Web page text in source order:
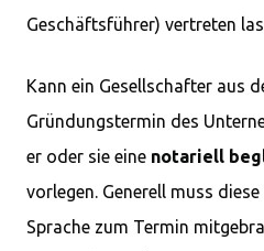
Geschäftsführer) vertreten
Kann ein Gesellschafter aus
Gründungstermin des
er oder sie eine notariell
vorlegen. Generell muss
Sprache zum Termin